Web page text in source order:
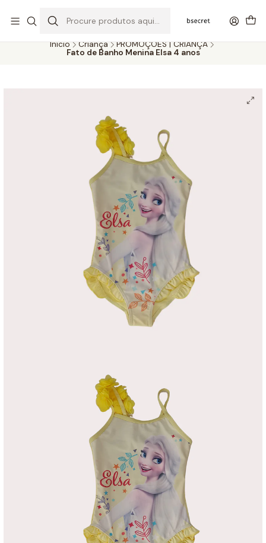
A 5 DIAS
Início Criança
PROMOÇÕES | CRIANÇA
Fato de Banho Menina Elsa 4 anos